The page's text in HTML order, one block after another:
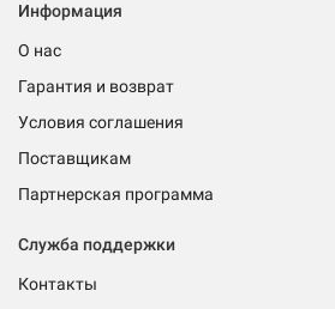
Информация
О нас
Гарантия и возврат
Условия соглашения
Поставщикам
Партнерская программа
Служба поддержки
Контакты